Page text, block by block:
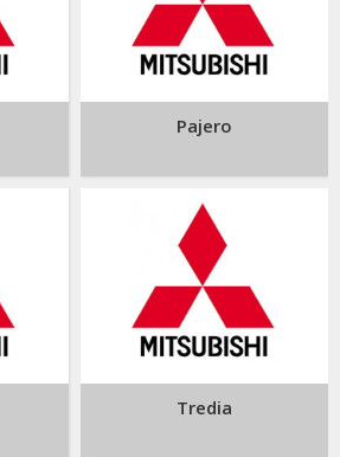
Pajero
Tredia